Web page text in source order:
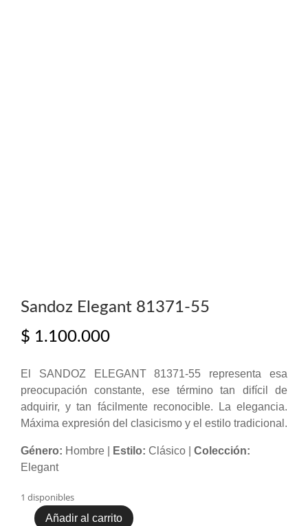
Sandoz Elegant 81371-55
$ 1.100.000
El SANDOZ ELEGANT 81371-55 representa esa
preocupación constante, ese término tan difícil de
adquirir, y tan fácilmente reconocible. La elegancia.
Máxima expresión del clasicismo y el estilo tradicional.
Género: Hombre | Estilo: Clásico | Colección:
Elegant
1 disponibles
Añadir al carrito